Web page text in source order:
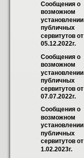
Сообщения о
возможном
установлении
публичных
сервитутов от
05.12.2022г.
Сообщения о
возможном
установлении
публичных
сервитутов от
07.07.2022г.
Сообщения о
возможном
установлении
публичных
сервитутов от
1.02.2023г.